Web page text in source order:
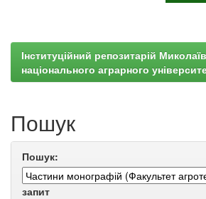
Інституційний репозитарій
національного аграрного
Пошук
Пошук:
запит